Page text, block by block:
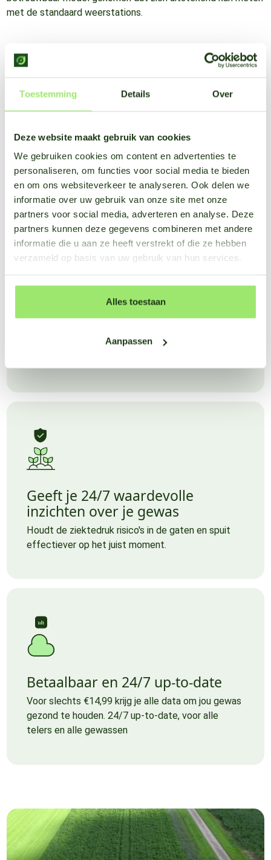
Toestemming Details Over
Deze website maakt gebruik van cookies
We gebruiken cookies om content en advertenties te
personaliseren, om functies voor social media te bieden
en om ons websiteverkeer te analyseren. Ook delen we
informatie over uw gebruik van onze site met onze
partners voor social media, adverteren en analyse. Deze
partners kunnen deze gegevens combineren met andere
informatie die u aan ze heeft verstrekt of die ze hebben
verzameld op basis van uw gebruik van hun services.
Alles toestaan
Aanpassen
met de standaard weerstations.
en kun je jouw gewas nog beter verzorgen.
Bekijk mogelijkheden
Voordelen van het SmartFarm
weermodel
Nauwkeurige data zonder
beslissingen te nemen, zonder zorgen om hardware
Geeft je 24/7 waardevolle
inzichten over je gewas
Houdt de ziektedruk risico's in de gaten en spuit
effectiever op het juist moment.
Betaalbaar en 24/7 up-to-date
Voor slechts €14,99 krijg je alle data om jou gewas
gezond te houden. 24/7 up-to-date, voor alle
telers en alle gewassen